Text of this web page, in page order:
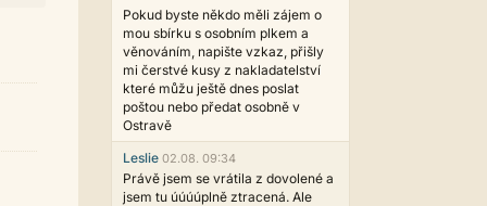
Pokud byste někdo měli zájem o
mou sbírku s osobním plkem a
věnováním, napište vzkaz, přišly
mi čerstvé kusy z nakladatelství
které můžu ještě dnes poslat
poštou nebo předat osobně v
Ostravě
Leslie 02.08. 09:34
Právě jsem se vrátila z dovolené a
jsem tu úúúúplně ztracená. Ale